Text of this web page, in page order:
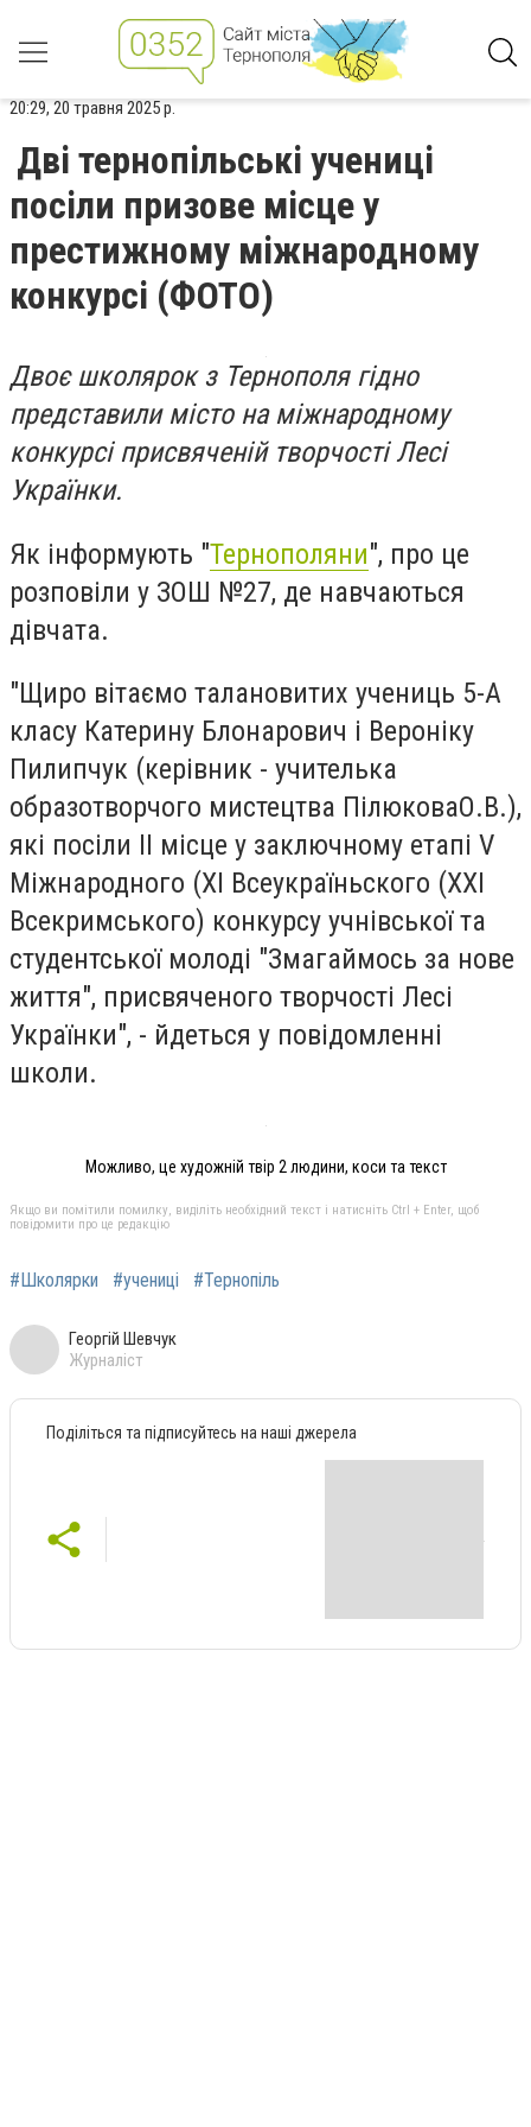
20:29, 20 травня 2025 р.
Дві тернопільські учениці
посіли призове місце у
престижному міжнародному
конкурсі (ФОТО)
Двоє школярок з Тернополя гідно
представили місто на міжнародному
конкурсі присвяченій творчості Лесі
Українки.
Як інформують "Тернополяни", про це
розповіли у ЗОШ №27, де навчаються
дівчата.
"Щиро вітаємо талановитих учениць 5-А
класу Катерину Блонарович і Вероніку
Пилипчук (керівник - учителька
образотворчого мистецтва ПілюковаО.В.),
які посіли ІІ місце у заключному етапі V
Міжнародного (XI Всеукраїньского (XXI
Всекримського) конкурсу учнівської та
студентської молоді "Змагаймось за нове
життя", присвяченого творчості Лесі
Українки", - йдеться у повідомленні
школи.
Можливо, це художній твір 2 людини, коси та текст
Якщо ви помітили помилку, виділіть необхідний текст і натисніть Ctrl + Enter, щоб
повідомити про це редакцію
#Школярки #учениці #Тернопіль
Георгій Шевчук
Журналіст
Поділіться та підписуйтесь на наші джерела